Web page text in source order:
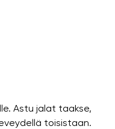
Astu jalat taakse,
toisistaan.